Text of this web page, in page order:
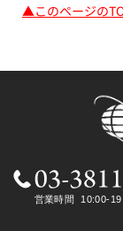
▲このページの